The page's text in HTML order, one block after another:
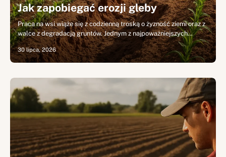
Jak zapobiegać erozji gleby
Praca na wsi wiąże się z codzienną troską o żyzność ziemi oraz z
walce z degradacją gruntów. Jednym z najpoważniejszych…
30 lipca, 2026